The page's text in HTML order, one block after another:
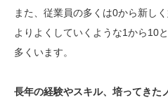
また、従業員の多くは0から新し
よりよくしていくような1から10
多くいます。
長年の経験やスキル、培ってきた